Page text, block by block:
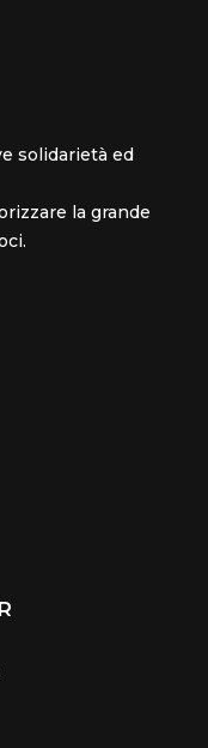
solidarietà ed
la grande